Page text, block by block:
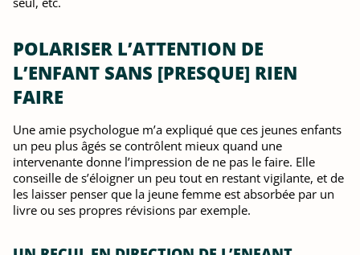
POLARISER L’ATTENTION DE
L’ENFANT SANS [PRESQUE] RIEN
FAIRE
Une amie psychologue m’a expliqué que ces jeunes enfants
un peu plus âgés se contrôlent mieux quand une
intervenante donne l’impression de ne pas le faire. Elle
conseille de s’éloigner un peu tout en restant vigilante, et de
les laisser penser que la jeune femme est absorbée par un
livre ou ses propres révisions par exemple.